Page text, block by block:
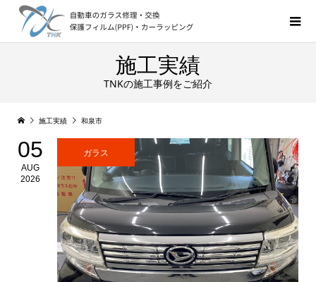
施工実績
TNKの施工事例をご紹介
施工実績 和泉市
05
AUG
2026
ガラス